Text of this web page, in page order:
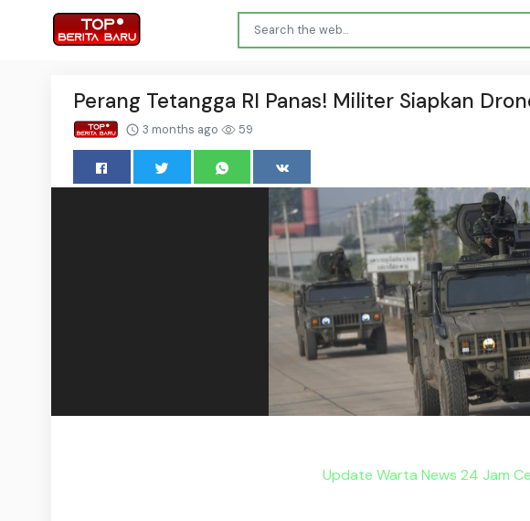
Perang Tetangga RI Panas! Militer Siapkan
3 months ago 59
Update Warta News 24 Jam